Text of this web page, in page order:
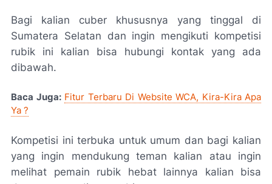
Bagi kalian cuber khususnya yang tinggal di
Sumatera Selatan dan ingin mengikuti kompetisi
rubik ini kalian bisa hubungi kontak yang ada
dibawah.
Baca Juga: Fitur Terbaru Di Website WCA, Kira-Kira Apa
Ya ?
Kompetisi ini terbuka untuk umum dan bagi kalian
yang ingin mendukung teman kalian atau ingin
melihat pemain rubik hebat lainnya kalian bisa